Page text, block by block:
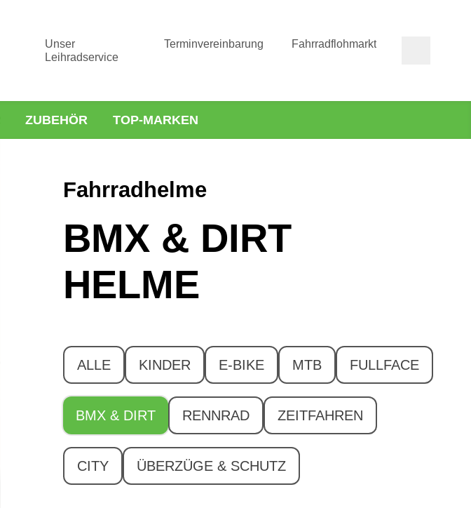
Unser
Leihradservice
Terminvereinbarung Fahrradflohmarkt
ZUBEHÖR TOP-MARKEN
Fahrradhelme
BMX & DIRT
HELME
ALLE KINDER E-BIKE MTB FULLFACE
BMX & DIRT RENNRAD ZEITFAHREN
CITY ÜBERZÜGE & SCHUTZ